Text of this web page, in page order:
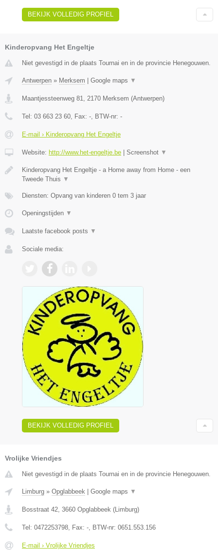
BEKIJK VOLLEDIG PROFIEL
Kinderopvang Het Engeltje
Niet gevestigd in de plaats Tournai en in de provincie Henegouwen.
Antwerpen » Merksem Google maps ▼
Maantjessteenweg 81, 2170 Merksem (Antwerpen)
Tel: 03 663 23 60, Fax: -, BTW-nr: -
E-mail › Kinderopvang Het Engeltje
Website: http://www.het-engeltje.be Screenshot ▼
Kinderopvang Het Engeltje - a Home away from Home - een
Tweede Thuis ▼
Diensten: Opvang van kinderen 0 tem 3 jaar
Openingstijden ▼
Laatste facebook posts ▼
Sociale media:
BEKIJK VOLLEDIG PROFIEL
Vrolijke Vriendjes
Niet gevestigd in de plaats Tournai en in de provincie Henegouwen.
Limburg » Opglabbeek Google maps ▼
Bosstraat 42, 3660 Opglabbeek (Limburg)
Tel: 0472253798, Fax: -, BTW-nr: 0651.553.156
E-mail › Vrolijke Vriendjes